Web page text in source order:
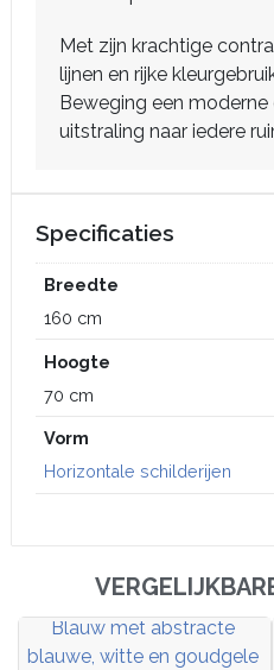
Met zijn krachtige
lijnen en rijke
Beweging een moderne
uitstraling naar iedere
Specificaties
Breedte
160 cm
Hoogte
70 cm
Vorm
Horizontale schilderijen